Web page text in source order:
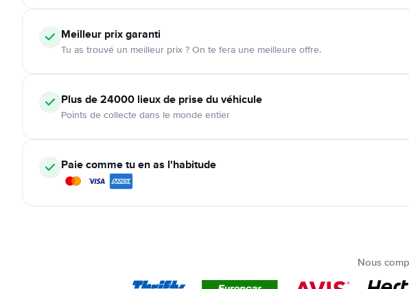
Meilleur prix garanti
Tu as trouvé un meilleur prix ? On te fera une meilleure offre.
Plus de 24000 lieux de prise du véhicule
Points de collecte dans le monde entier
Paie comme tu en as l'habitude
Nous